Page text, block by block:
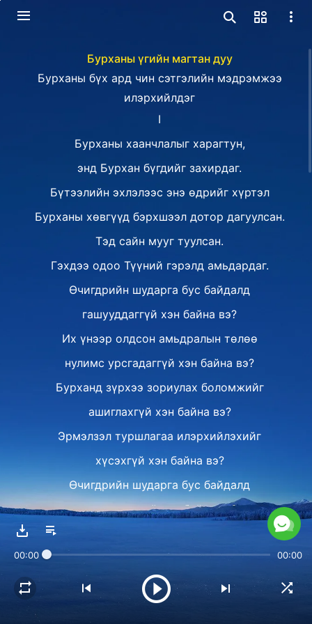
Бурханы үгийн магтан дуу
Бурханы бүх ард чин сэтгэлийн мэдрэмжээ
илэрхийлдэг
I
Бурханы хаанчлалыг харагтун,
энд Бурхан бүгдийг захирдаг.
Бүтээлийн эхлэлээс энэ өдрийг хүртэл
Бурханы хөвгүүд бэрхшээл дотор дагуулсан.
Тэд сайн мууг туулсан.
Гэхдээ одоо Түүний гэрэлд амьдардаг.
Өчигдрийн шударга бус байдалд
гашууддаггүй хэн байна вэ?
Их үнээр олдсон амьдралын төлөө
нулимс урсгадаггүй хэн байна вэ?
Бурханд зүрхээ зориулах боломжийг
ашиглахгүй хэн байна вэ?
Эрмэлзэл туршлагаа илэрхийлэхийг
хүсэхгүй хэн байна вэ?
Өчигдрийн шударга бус байдалд
гашууддаггүй хэн байна вэ?
нулимс урсгадаггүй хэн байна вэ?
Бурханд зүрхээ зориулах боломжийг
ашиглахгүй хэн байна вэ?
00:00 00:00